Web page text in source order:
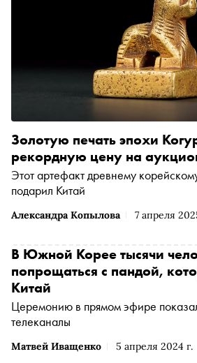
Александра Копылова 7 апреля
Золотую печать эпохи
рекордную цену на
Этот артефакт древнему
подарил Китай
Матвей Иващенко 5 апреля 2024 г.
В Южной Корее тысячи
попрощаться с пандой,
Китай
Церемонию в прямом эфире
телеканалы